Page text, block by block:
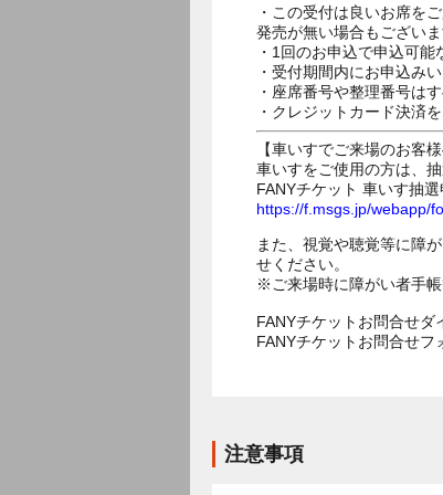
・この受付は良いお席を
発売が無い場合もございま
・1回のお申込で申込可能
・受付期間内にお申込み
・座席番号や整理番号は
・クレジットカード決済
【車いすでご来場のお客様
車いすをご使用の方は、
FANYチケット 車いす抽選
https://f.msgs.jp/webapp/
また、視覚や聴覚等に障
せください。
※ご来場時に障がい者手帳
FANYチケットお問合せ
FANYチケットお問合せ
注意事項